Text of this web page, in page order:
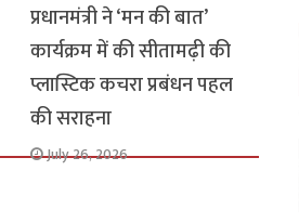
प्रधानमंत्री ने ‘मन की बात’
कार्यक्रम में की सीतामढ़ी की
प्लास्टिक कचरा प्रबंधन पहल
की सराहना
July 26, 2026